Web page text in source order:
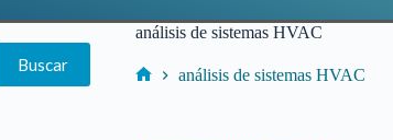
análisis de sistemas HVAC
análisis de sistemas HVAC
Buscar